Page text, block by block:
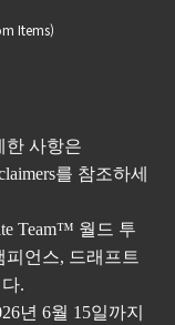
Items)
한 사항은
를 참조하세
Team™ 월드 투
피언스, 드래프트
.
년 6월 15일까지